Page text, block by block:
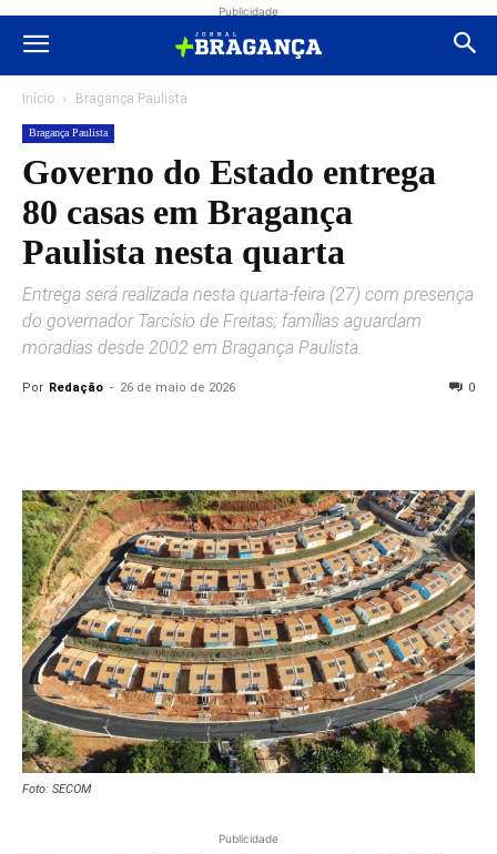
Publicidade
Início Bragança Paulista
Bragança Paulista
Governo do Estado entrega
80 casas em Bragança
Paulista nesta quarta
Entrega será realizada nesta quarta-feira (27) com presença
do governador Tarcísio de Freitas; famílias aguardam
moradias desde 2002 em Bragança Paulista.
Por Redação - 26 de maio de 2026 0
Foto: SECOM
Publicidade